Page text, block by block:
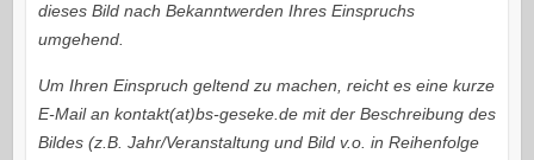
dieses Bild nach Bekanntwerden Ihres Einspruchs
umgehend.
Um Ihren Einspruch geltend zu machen, reicht es eine kurze
E-Mail an kontakt(at)bs-geseke.de mit der Beschreibung des
Bildes (z.B. Jahr/Veranstaltung und Bild v.o. in Reihenfolge